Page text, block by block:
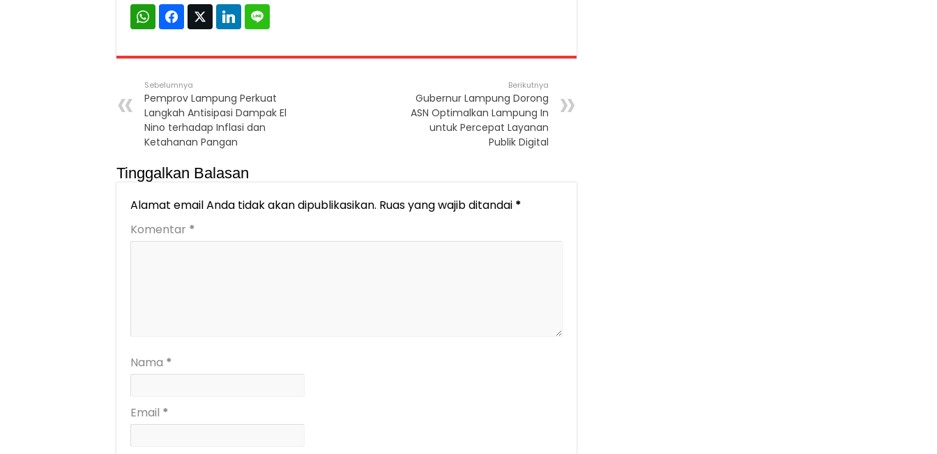
Sebelumnya
Pemprov Lampung Perkuat
Langkah Antisipasi Dampak El
Nino terhadap Inflasi dan
Ketahanan Pangan
Berikutnya
Gubernur Lampung Dorong
ASN Optimalkan Lampung In
untuk Percepat Layanan
Publik Digital
Tinggalkan Balasan
Alamat email Anda tidak akan dipublikasikan. Ruas yang wajib ditandai *
Komentar *
Nama *
Email *